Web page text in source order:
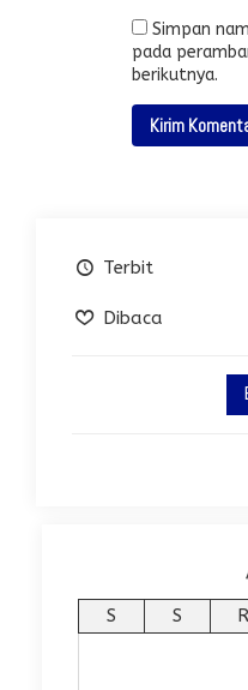
Simpan
pada
berikutnya.
Terbit
Dibaca
S S R